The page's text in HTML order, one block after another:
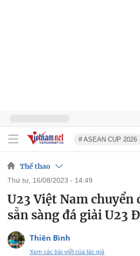
# ASEAN CUP 2026
Thể thao
thứ tư, 16/08/2023 - 14:49
U23 Việt Nam chuyển
sẵn sàng đá giải U23
Thiên Bình
Xem các bài viết của tác giả